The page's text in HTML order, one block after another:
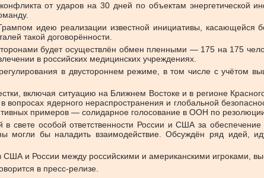
от ударов на 30 дней по объектам энергетической
идею реализации известной инициативы, касающейся
такой договорённости.
будет осуществлён обмен пленными — 175 на 175
в российских медицинских учреждениях.
в двустороннем режиме, в том числе с учётом
включая ситуацию на Ближнем Востоке и в регионе
ядерного нераспространения и глобальной
примеров — солидарное голосование в ООН по резолюции
свете особой ответственности России и США за
могли бы наладить взаимодействие. Обсуждён ряд идей,
и России между российскими и американскими игроками,
в пресс-релизе.